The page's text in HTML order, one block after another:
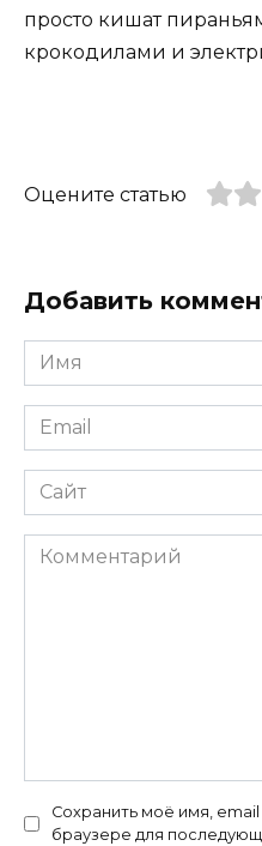
просто кишат
крокодилами и
Оцените статью
Добавить
Имя
*
Email
*
Сайт
Комментарий
Сохранить моё имя,
браузере для